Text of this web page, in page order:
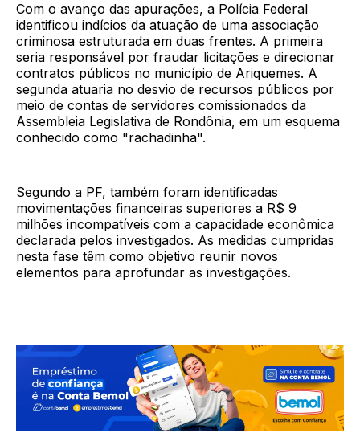
Com o avanço das apurações, a Polícia Federal
identificou indícios da atuação de uma associação
criminosa estruturada em duas frentes. A primeira
seria responsável por fraudar licitações e direcionar
contratos públicos no município de Ariquemes. A
segunda atuaria no desvio de recursos públicos por
meio de contas de servidores comissionados da
Assembleia Legislativa de Rondônia, em um esquema
conhecido como "rachadinha".
Segundo a PF, também foram identificadas
movimentações financeiras superiores a R$ 9
milhões incompatíveis com a capacidade econômica
declarada pelos investigados. As medidas cumpridas
nesta fase têm como objetivo reunir novos
elementos para aprofundar as investigações.